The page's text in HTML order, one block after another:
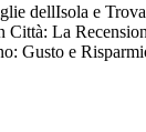
dellIsola e
Città: La
Gusto e